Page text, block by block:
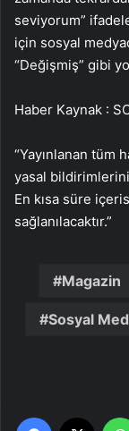
seviyorum”
için sosyal
“Değişmiş” gibi
Haber Kaynak :
“Yayınlanan
yasal
En kısa süre
sağlanılacaktır.”
Magazin
Sosyal
Facebook